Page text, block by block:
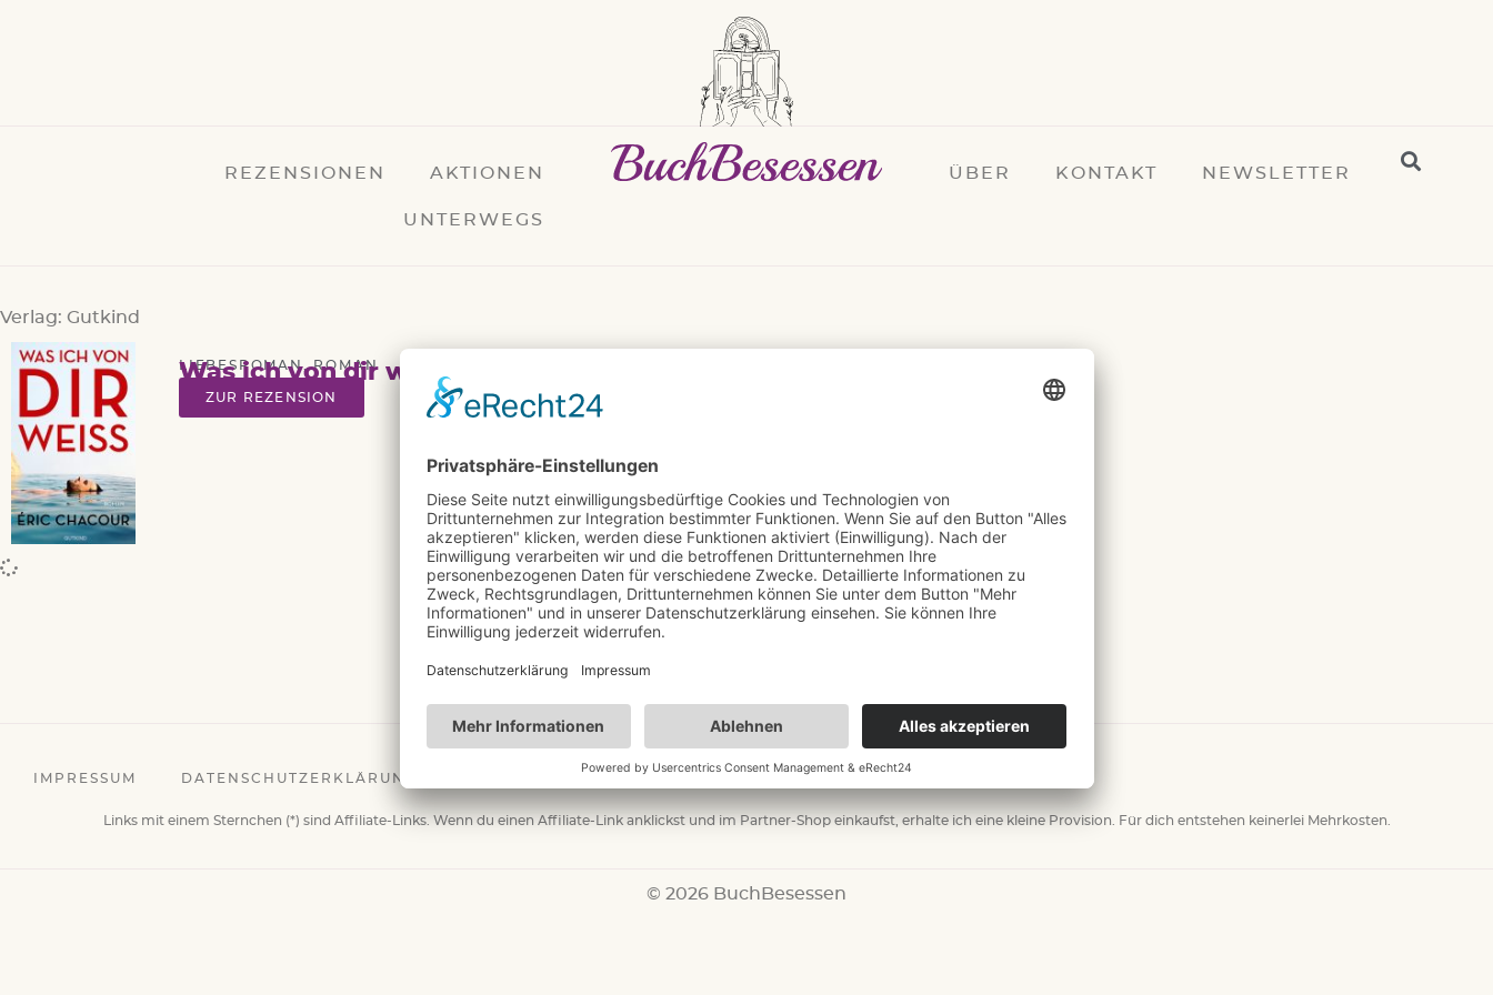
REZENSIONEN AKTIONEN
UNTERWEGS
ÜBER KONTAKT NEWSLETTER
Verlag: Gutkind
LIEBESROMAN,ROMAN
Was ich von dir weiß – Éric Chacour
ZUR REZENSION
IMPRESSUM DATENSCHUTZERKLÄRUNG
DATENSCHUTZEINSTELLUNGEN
Links mit einem Sternchen (*) sind Affiliate-Links. Wenn du einen Affiliate-Link anklickst und im Partner-Shop einkaufst, erhalte ich eine kleine Provision. Für dich entstehen keinerlei Mehrkosten.
© 2026 BuchBesessen